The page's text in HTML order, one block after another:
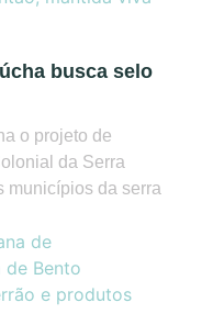
busca selo
o projeto de
da Serra
municípios da serra